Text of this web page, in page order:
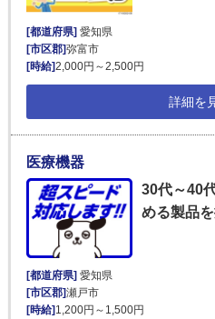
[都道府県] 愛知県
[市区郡]弥富市
[時給]2,000円～2,500円
詳細を
医療機器
30代～40
める製品
[都道府県] 愛知県
[市区郡]瀬戸市
[時給] 1,200円～1,500円